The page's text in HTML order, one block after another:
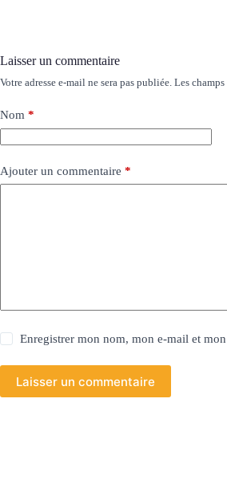
Laisser un commentaire
Votre adresse e-mail ne sera pas publiée. Les
Nom *
Ajouter un commentaire *
Enregistrer mon nom, mon e-mail et
Laisser un commentaire